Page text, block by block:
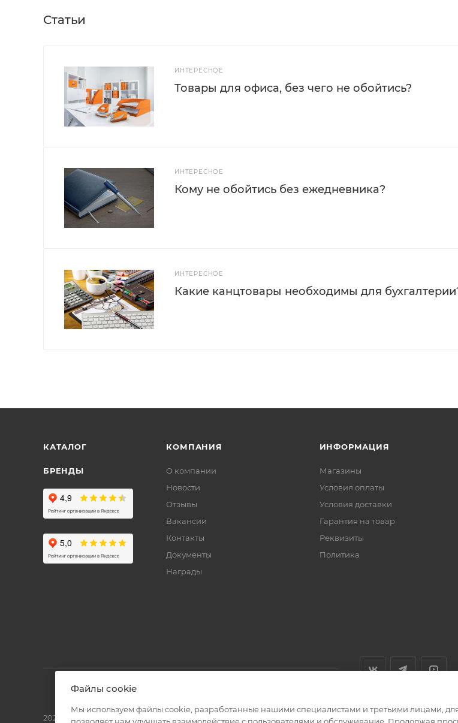
Статьи
ИНТЕРЕСНОЕ
Товары для офиса, без чего не обойтись?
ИНТЕРЕСНОЕ
Кому не обойтись без ежедневника?
ИНТЕРЕСНОЕ
Какие канцтовары необходимы для
КАТАЛОГ
БРЕНДЫ
КОМПАНИЯ
О компании
Новости
Отзывы
Вакансии
Контакты
Документы
Награды
ИНФОРМАЦИЯ
Магазины
Условия оплаты
Условия доставки
Гарантия на товар
Реквизиты
Политика
2026 © Полиграф кит - интернет-магазин
Файлы cookie
Мы используем файлы cookie, разработанные нашими специалистами и третьими лицами,